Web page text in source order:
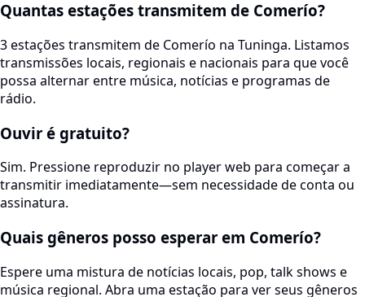
Quantas estações transmitem de Comerío?
3 estações transmitem de Comerío na Tuninga. Listamos
transmissões locais, regionais e nacionais para que você
possa alternar entre música, notícias e programas de
rádio.
Ouvir é gratuito?
Sim. Pressione reproduzir no player web para começar a
transmitir imediatamente—sem necessidade de conta ou
assinatura.
Quais gêneros posso esperar em Comerío?
Espere uma mistura de notícias locais, pop, talk shows e
música regional. Abra uma estação para ver seus gêneros